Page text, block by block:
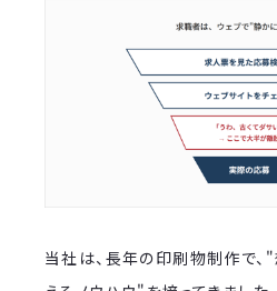
当社は、長年の印刷物制作で